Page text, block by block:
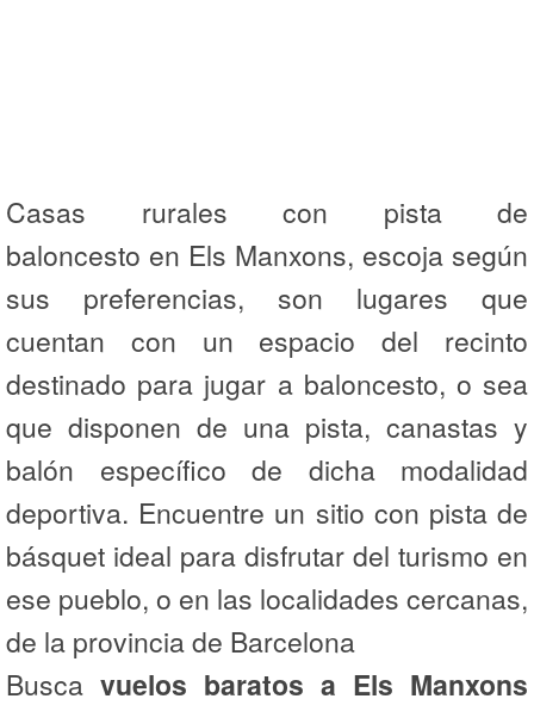
Casas rurales con pista de
baloncesto en Els Manxons, escoja según
sus preferencias, son lugares que
cuentan con un espacio del recinto
destinado para jugar a baloncesto, o sea
que disponen de una pista, canastas y
balón específico de dicha modalidad
deportiva. Encuentre un sitio con pista de
básquet ideal para disfrutar del turismo en
ese pueblo, o en las localidades cercanas,
de la provincia de Barcelona
Busca vuelos baratos a Els Manxons